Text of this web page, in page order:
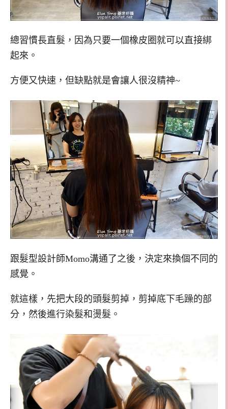
總習慣長直髮，因為只要一個橡皮圈就可以直接綁
起來。
方便又快速，但缺點就是會讓人很沒精神~
跟髮型設計師Momo溝通了之後，決定來換個不同的
感覺。
就這樣，先把大段的頭髮剪掉，剪掉底下毛躁的部
分，然後進行染髮和燙髮。